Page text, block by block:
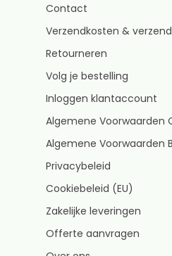
Contact
Verzendkosten &
Retourneren
Volg je bestelling
Inloggen klantaccount
Algemene Voorwaarden
Algemene Voorwaarden
Privacybeleid
Cookiebeleid (EU)
Zakelijke leveringen
Offerte aanvragen